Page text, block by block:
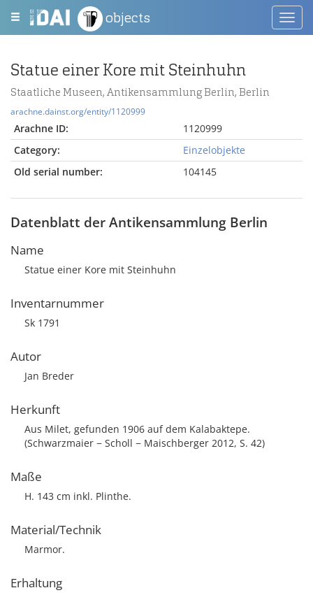
objects
Statue einer Kore mit Steinhuhn
Staatliche Museen, Antikensammlung Berlin, Berlin
arachne.dainst.org/entity/1120999
Arachne ID:
1120999
Category:
Einzelobjekte
Old serial number:
104145
Datenblatt der Antikensammlung Berlin
Name
Statue einer Kore mit Steinhuhn
Inventarnummer
Sk 1791
Autor
Jan Breder
Herkunft
Aus Milet, gefunden 1906 auf dem Kalabaktepe.
(Schwarzmaier − Scholl − Maischberger 2012, S. 42)
Maße
H. 143 cm inkl. Plinthe.
Material/Technik
Marmor.
Erhaltung